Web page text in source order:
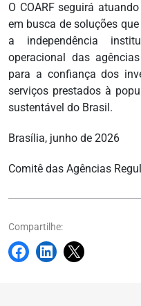
O COARF seguirá
em busca de soluções
a independência
operacional das
para a confiança dos
serviços prestados à
sustentável do Brasil.
Brasília, junho de 2026
Comitê das Agências
Compartilhe: